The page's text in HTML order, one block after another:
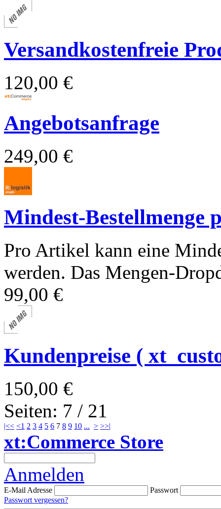
Versandkostenfreie
120,00 €
Angebotsanfrage
249,00 €
Mindest-Bestellmenge
Pro Artikel kann eine
werden. Das Mengen-
99,00 €
Kundenpreise (
150,00 €
Seiten: 7 / 21
|<< <1 2 3 4 5 6 7 8 9 10 ... > >>|
xt:Commerce Store
Anmelden
E-Mail Adresse
Passwort
Passwort vergessen?